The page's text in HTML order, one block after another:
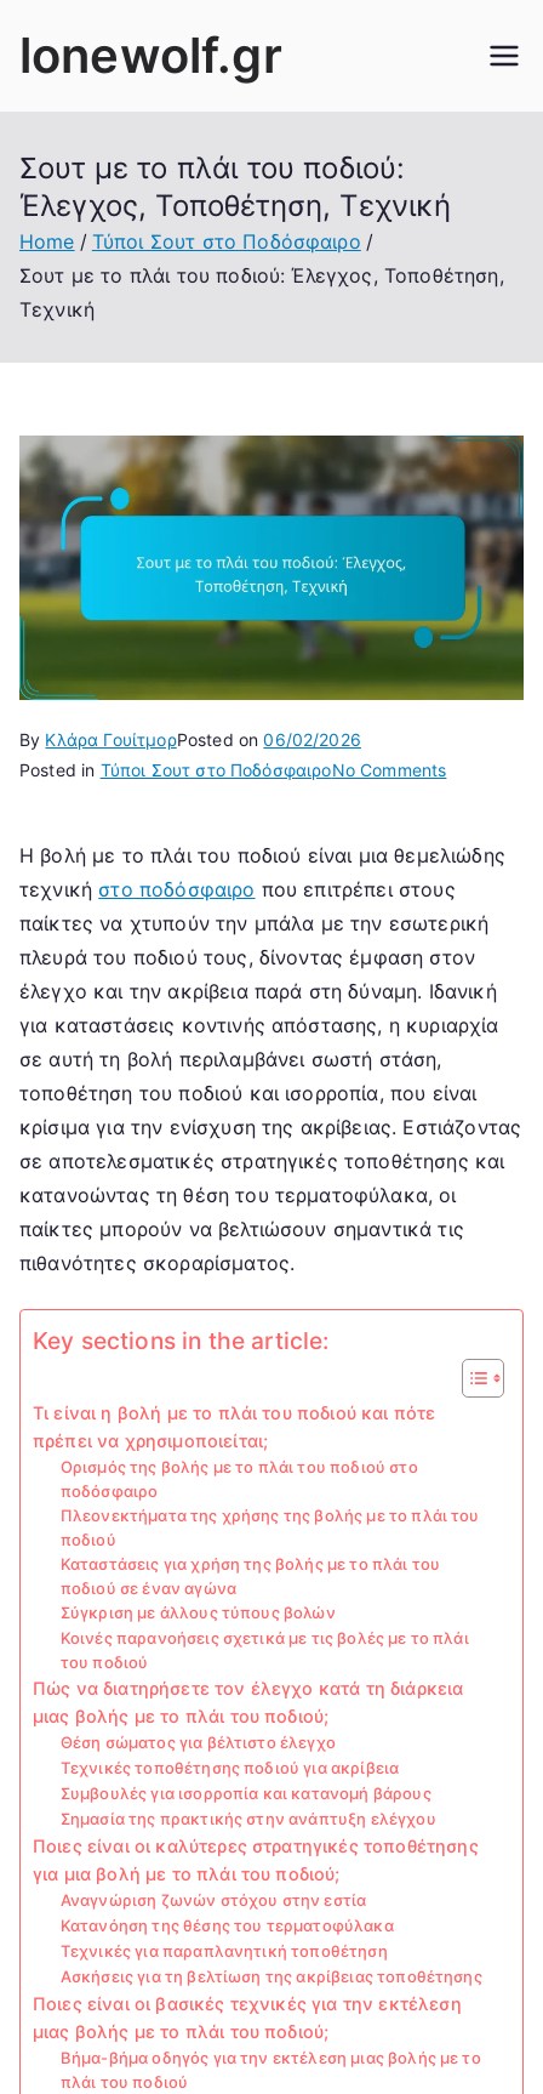
lonewolf.gr
Σουτ με το πλάι του ποδιού:
Έλεγχος, Τοποθέτηση, Τεχνική
Home
Τύποι Σουτ στο Ποδόσφαιρο
Σουτ με το πλάι του ποδιού: Έλεγχος, Τοποθέτηση,
Τεχνική
By Κλάρα ΓουίτμορPosted on06/02/2026
Posted in Τύποι Σουτ στο ΠοδόσφαιροNo Commentson
το
πλάι
του
ποδιού:
Έλεγχος,
Τεχνική
Η βολή με το πλάι του ποδιού είναι μια θεμελιώδης
τεχνική στο ποδόσφαιρο που επιτρέπει στους
παίκτες να χτυπούν την μπάλα με την εσωτερική
πλευρά του ποδιού τους, δίνοντας έμφαση στον
έλεγχο και την ακρίβεια παρά στη δύναμη. Ιδανική
για καταστάσεις κοντινής απόστασης, η κυριαρχία
σε αυτή τη βολή περιλαμβάνει σωστή στάση,
τοποθέτηση του ποδιού και ισορροπία, που είναι
κρίσιμα για την ενίσχυση της ακρίβειας. Εστιάζοντας
σε αποτελεσματικές στρατηγικές τοποθέτησης και
κατανοώντας τη θέση του τερματοφύλακα, οι
παίκτες μπορούν να βελτιώσουν σημαντικά τις
πιθανότητες σκοραρίσματος.
Key sections in the article:
Τι είναι η βολή με το πλάι του ποδιού και πότε
πρέπει να χρησιμοποιείται;
Ορισμός της βολής με το πλάι του ποδιού στο
ποδόσφαιρο
Πλεονεκτήματα της χρήσης της βολής με το πλάι του
ποδιού
Καταστάσεις για χρήση της βολής με το πλάι του
ποδιού σε έναν αγώνα
Σύγκριση με άλλους τύπους βολών
Κοινές παρανοήσεις σχετικά με τις βολές με το πλάι
του ποδιού
Πώς να διατηρήσετε τον έλεγχο κατά τη διάρκεια
μιας βολής με το πλάι του ποδιού;
Θέση σώματος για βέλτιστο έλεγχο
Τεχνικές τοποθέτησης ποδιού για ακρίβεια
Συμβουλές για ισορροπία και κατανομή βάρους
Σημασία της πρακτικής στην ανάπτυξη ελέγχου
Ποιες είναι οι καλύτερες στρατηγικές τοποθέτησης
για μια βολή με το πλάι του ποδιού;
Αναγνώριση ζωνών στόχου στην εστία
Κατανόηση της θέσης του τερματοφύλακα
Τεχνικές για παραπλανητική τοποθέτηση
Ασκήσεις για τη βελτίωση της ακρίβειας τοποθέτησης
Ποιες είναι οι βασικές τεχνικές για την εκτέλεση
μιας βολής με το πλάι του ποδιού;
Βήμα-βήμα οδηγός για την εκτέλεση μιας βολής με το
πλάι του ποδιού